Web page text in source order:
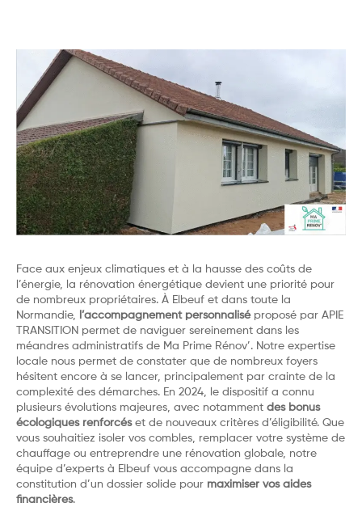
Face aux enjeux climatiques et à la hausse des coûts de
l’énergie, la rénovation énergétique devient une priorité pour
de nombreux propriétaires. À Elbeuf et dans toute la
Normandie, l’accompagnement personnaliséproposé par APIE
TRANSITION permet de naviguer sereinement dans les
méandres administratifs de Ma Prime Rénov’. Notre expertise
locale nous permet de constater que de nombreux foyers
hésitent encore à se lancer, principalement par crainte de la
complexité des démarches. En 2024, le dispositif a connu
plusieurs évolutions majeures, avec notamment des bonus
écologiques renforcéset de nouveaux critères d’éligibilité. Que
vous souhaitiez isoler vos combles, remplacer votre système de
chauffage ou entreprendre une rénovation globale, notre
équipe d’experts à Elbeuf vous accompagne dans la
constitution d’un dossier solide pour maximiser vos aides
financières.